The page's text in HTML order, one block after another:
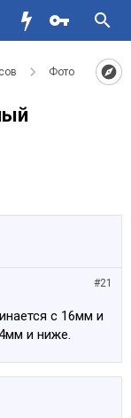
Фото
#21
с 16мм и
и ниже.